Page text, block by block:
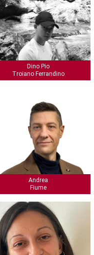
Dino Pio
Troiano Ferrandino
Andrea
Fiume